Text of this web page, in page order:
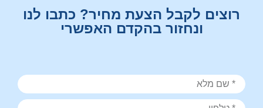
רוצים לקבל הצעת מחיר? כתבו לנו
ונחזור בהקדם האפשרי